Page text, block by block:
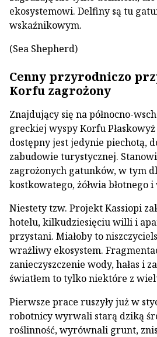
ekosystemowi. Delfiny są tu
wskaźnikowym.
(Sea Shepherd)
Cenny przyrodniczo
Korfu zagrożony
Znajdujący się na północno-
greckiej wyspy Korfu
dostępny jest jedynie piechotą,
zabudowie turystycznej.
zagrożonych gatunków, w tym
kostkowatego, żółwia błotnego
Niestety tzw. Projekt Kassiopi
hotelu, kilkudziesięciu willi i
przystani. Miałoby to
wrażliwy ekosystem.
zanieczyszczenie wody, hałas i
światłem to tylko niektóre z
Pierwsze prace ruszyły już w
robotnicy wyrwali starą dziką
roślinność, wyrównali grunt,